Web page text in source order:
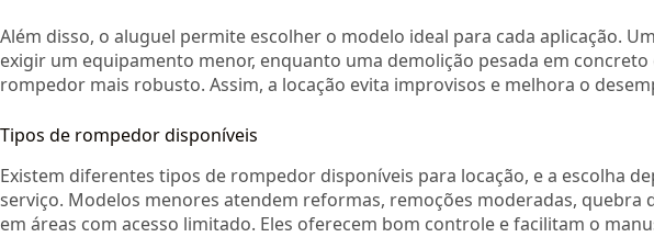
Além disso, o aluguel permite escolher o modelo ideal para cada aplicação.
exigir um equipamento menor, enquanto uma demolição pesada em
rompedor mais robusto. Assim, a locação evita improvisos e melhora o
Tipos de rompedor disponíveis
Existem diferentes tipos de rompedor disponíveis para locação, e a escolha
serviço. Modelos menores atendem reformas, remoções moderadas, quebra
em áreas com acesso limitado. Eles oferecem bom controle e facilitam o